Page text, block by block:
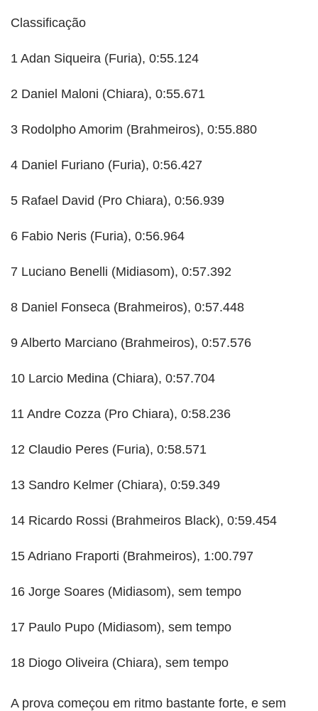
Classificação
1 Adan Siqueira (Furia), 0:55.124
2 Daniel Maloni (Chiara), 0:55.671
3 Rodolpho Amorim (Brahmeiros), 0:55.880
4 Daniel Furiano (Furia), 0:56.427
5 Rafael David (Pro Chiara), 0:56.939
6 Fabio Neris (Furia), 0:56.964
7 Luciano Benelli (Midiasom), 0:57.392
8 Daniel Fonseca (Brahmeiros), 0:57.448
9 Alberto Marciano (Brahmeiros), 0:57.576
10 Larcio Medina (Chiara), 0:57.704
11 Andre Cozza (Pro Chiara), 0:58.236
12 Claudio Peres (Furia), 0:58.571
13 Sandro Kelmer (Chiara), 0:59.349
14 Ricardo Rossi (Brahmeiros Black), 0:59.454
15 Adriano Fraporti (Brahmeiros), 1:00.797
16 Jorge Soares (Midiasom), sem tempo
17 Paulo Pupo (Midiasom), sem tempo
18 Diogo Oliveira (Chiara), sem tempo
A prova começou em ritmo bastante forte, e sem